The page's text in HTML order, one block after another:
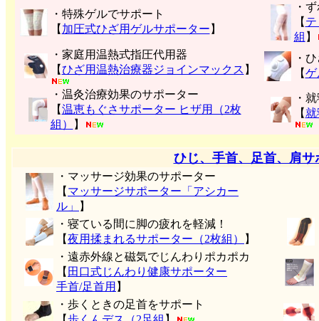
・特殊ゲルでサポート
【 加圧式ひざ用ゲルサポーター 】
・
【
組 】
・家庭用温熱式指圧代用器
【ひざ用温熱治療器ジョインマックス 】
・
【ゲ
・温灸治療効果のサポーター
【温恵もぐさサポーター ヒザ用（2枚
組）
】
・
【
ひじ、手首、足首、肩サ
・マッサージ効果のサポーター
【 マッサージサポーター「アシカー
ル」
】
・寝ている間に脚の疲れを軽減！
【夜用揉まれるサポーター（2枚組） 】
・遠赤外線と磁気でじんわりポカポカ
【 田口式じんわり健康サポーター
手首/足首用 】
・歩くときの足首をサポート